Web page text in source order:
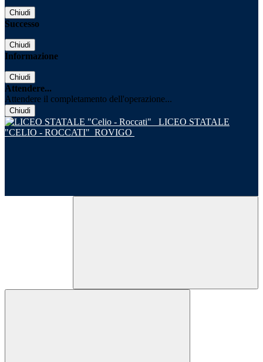
Chiudi
Successo
Chiudi
Informazione
Chiudi
Attendere...
Attendere il completamento dell'operazione...
Chiudi
LICEO STATALE
"CELIO - ROCCATI" ROVIGO